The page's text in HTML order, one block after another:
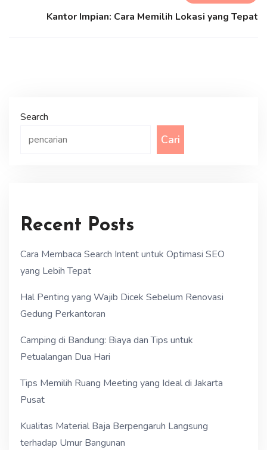
Kantor Impian: Cara Memilih Lokasi yang Tepat
Search
Cari
Recent Posts
Cara Membaca Search Intent untuk Optimasi SEO
yang Lebih Tepat
Hal Penting yang Wajib Dicek Sebelum Renovasi
Gedung Perkantoran
Camping di Bandung: Biaya dan Tips untuk
Petualangan Dua Hari
Tips Memilih Ruang Meeting yang Ideal di Jakarta
Pusat
Kualitas Material Baja Berpengaruh Langsung
terhadap Umur Bangunan